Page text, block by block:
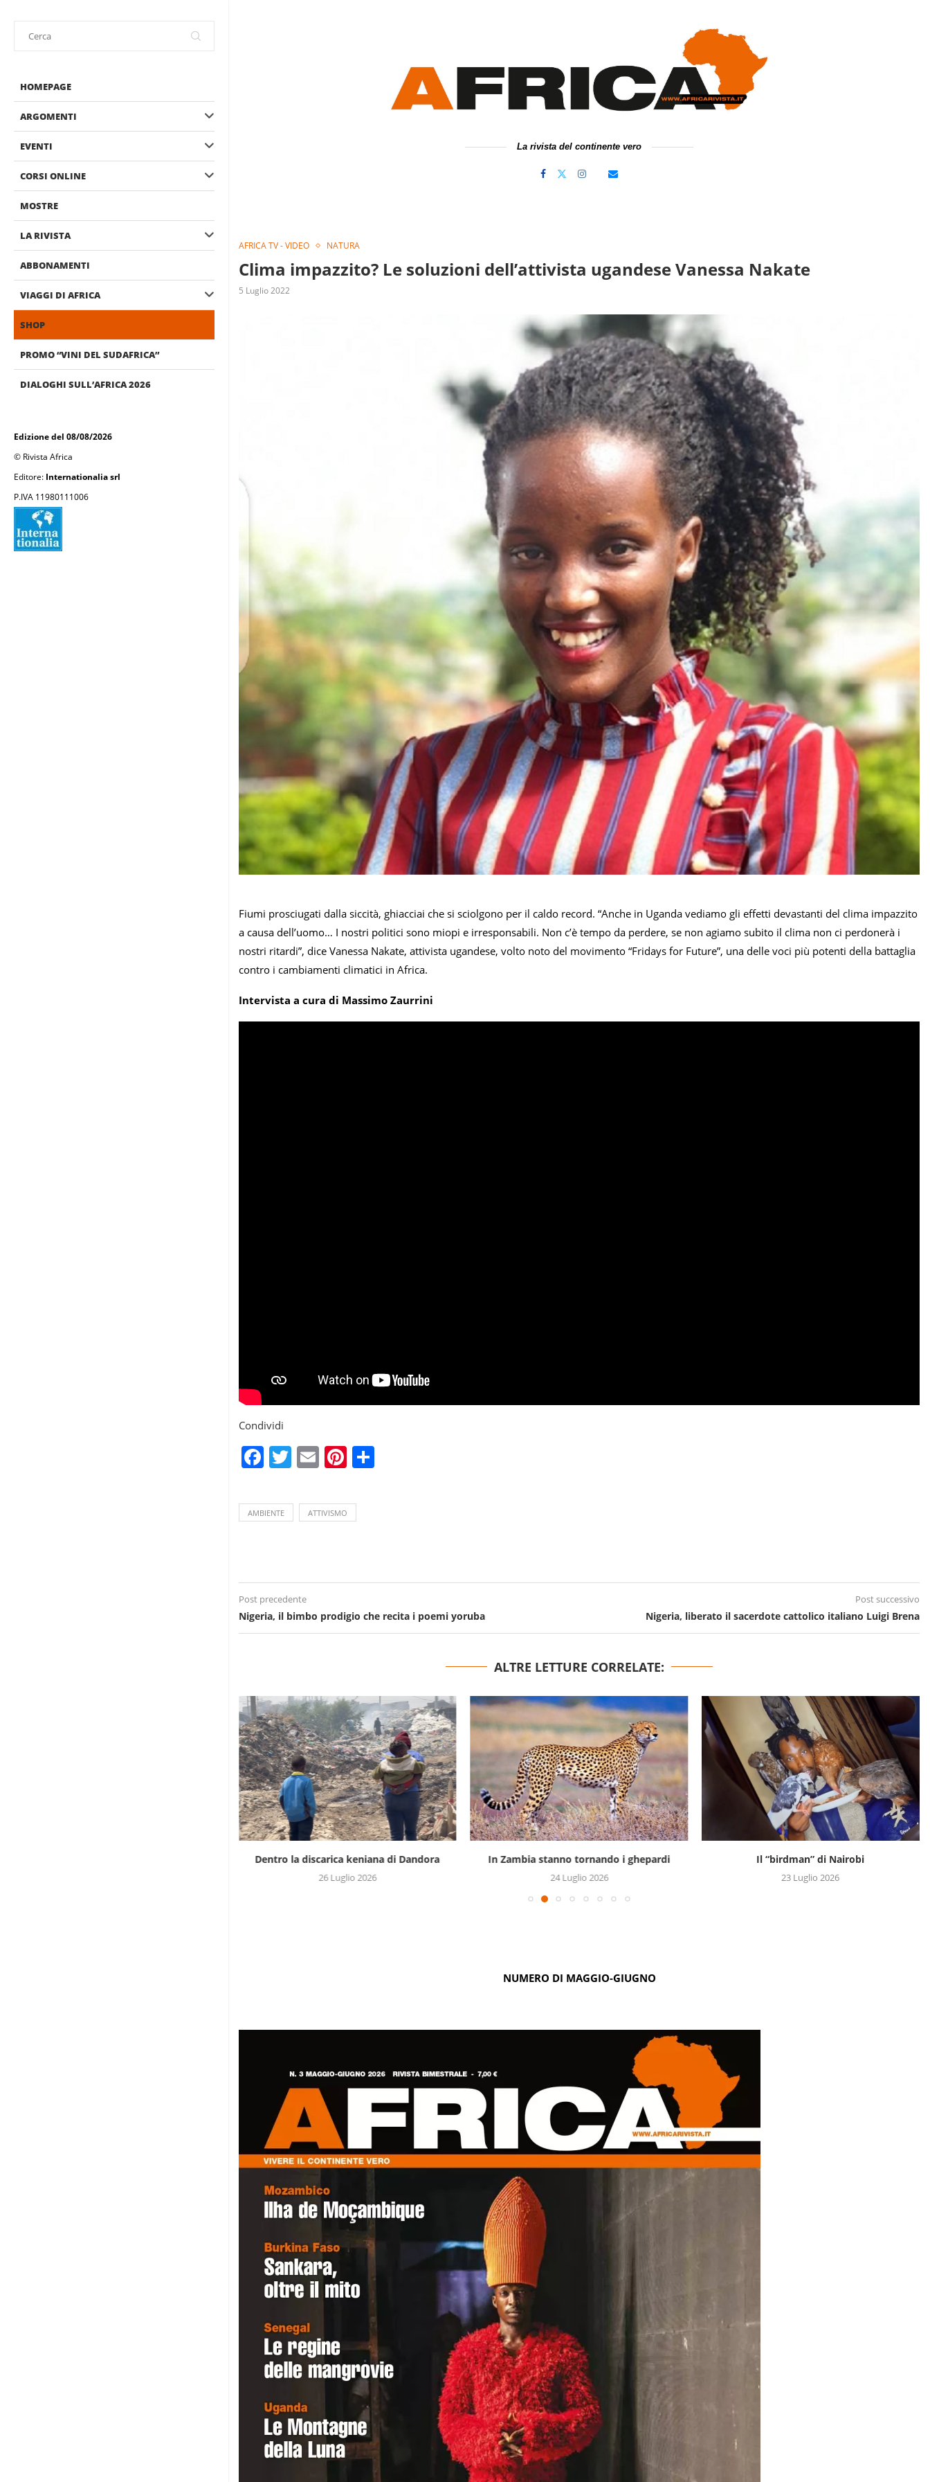
HOMEPAGE
ARGOMENTI
EVENTI
CORSI ONLINE
MOSTRE
LA RIVISTA
ABBONAMENTI
VIAGGI DI AFRICA
SHOP
PROMO “VINI DEL SUDAFRICA”
DIALOGHI SULL’AFRICA 2026
Edizione del 08/08/2026
© Rivista Africa
Editore: Internationalia srl
P.IVA 11980111006
La rivista del continente vero
AFRICA TV - VIDEO NATURA
Clima impazzito? Le soluzioni dell’attivista ugandese Vanessa Nakate
5 Luglio 2022
Fiumi prosciugati dalla siccità, ghiacciai che si sciolgono per il caldo record. “Anche in Uganda vediamo gli effetti devastanti del clima impazzito
a causa dell’uomo… I nostri politici sono miopi e irresponsabili. Non c’è tempo da perdere, se non agiamo subito il clima non ci perdonerà i
nostri ritardi”, dice Vanessa Nakate, attivista ugandese, volto noto del movimento “Fridays for Future”, una delle voci più potenti della battaglia
contro i cambiamenti climatici in Africa.
Intervista a cura di Massimo Zaurrini
Condividi
Facebook
Twitter
EmailPinterest
AMBIENTE ATTIVISMO
Post precedente
Nigeria, il bimbo prodigio che recita i poemi yoruba
Post successivo
Nigeria, liberato il sacerdote cattolico italiano Luigi Brena
ALTRE LETTURE CORRELATE:
Dentro la discarica keniana di Dandora
26 Luglio 2026
In Zambia stanno tornando i ghepardi
24 Luglio 2026
Il “birdman” di Nairobi
23 Luglio 2026
NUMERO DI MAGGIO-GIUGNO